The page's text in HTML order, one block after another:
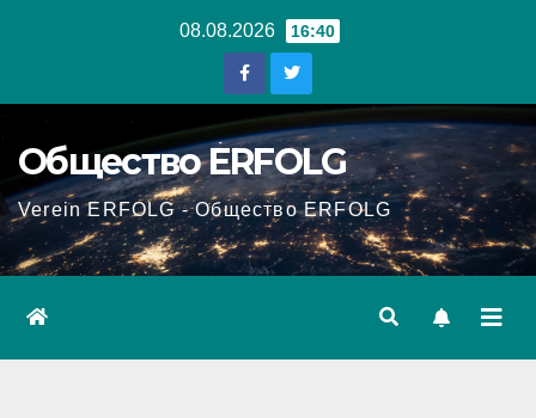
08.08.2026 16:40
Общество ERFOLG
Verein ERFOLG - Общество ERFOLG